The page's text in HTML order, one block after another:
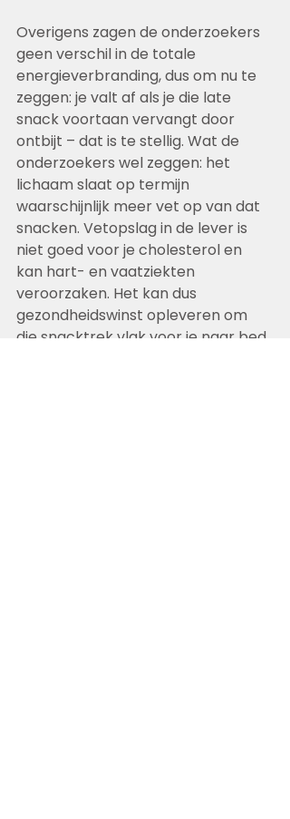
Overigens zagen de onderzoekers
geen verschil in de totale
energieverbranding, dus om nu te
zeggen: je valt af als je die late
snack voortaan vervangt door
ontbijt – dat is te stellig. Wat de
onderzoekers wel zeggen: het
lichaam slaat op termijn
waarschijnlijk meer vet op van dat
snacken. Vetopslag in de lever is
niet goed voor je cholesterol en
kan hart- en vaatziekten
veroorzaken. Het kan dus
gezondheidswinst opleveren om
die snacktrek vlak voor je naar bed